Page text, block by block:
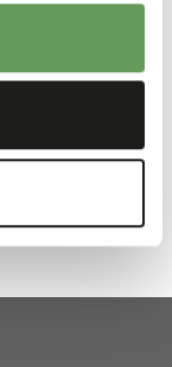
kg Beutel